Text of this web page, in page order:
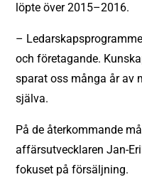
löpte över 2015–2016.
–
och företagande.
sparat oss många år av
själva.
På de återkommande
affärsutvecklaren Jan-
fokuset på försäljning.